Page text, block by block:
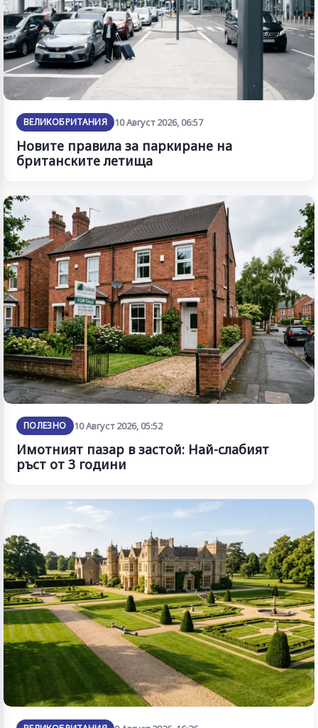
ВЕЛИКОБРИТАНИЯ 10 Август 2026, 06:57
Новите правила за паркиране на
британските летища
ПОЛЕЗНО 10 Август 2026, 05:52
Имотният пазар в застой: Най-слабият
ръст от 3 години